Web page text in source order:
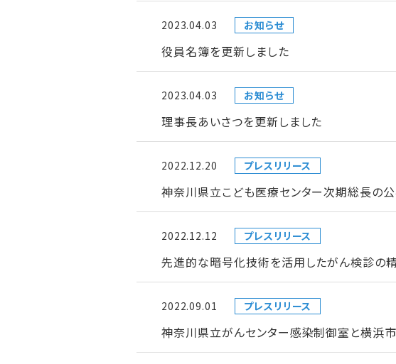
2023.04.03 お知らせ
役員名簿を更新しました
2023.04.03 お知らせ
理事長あいさつを更新しました
2022.12.20 プレスリリース
神奈川県立こども医療センター次期総長の公
2022.12.12 プレスリリース
先進的な暗号化技術を活用したがん検診の
2022.09.01 プレスリリース
神奈川県立がんセンター感染制御室と横浜